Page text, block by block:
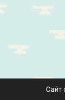
Сайт